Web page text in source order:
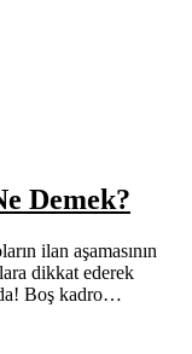
Demek?
ilan aşamasının
dikkat ederek
Boş kadro…